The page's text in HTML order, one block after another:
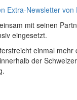
Extra-Newsletter von
mit seinen
eingesetzt.
einmal mehr
der Schweizer